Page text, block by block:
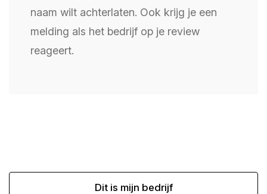
naam wilt achterlaten. Ook krijg je een
melding als het bedrijf op je review
reageert.
Dit is mijn bedrijf